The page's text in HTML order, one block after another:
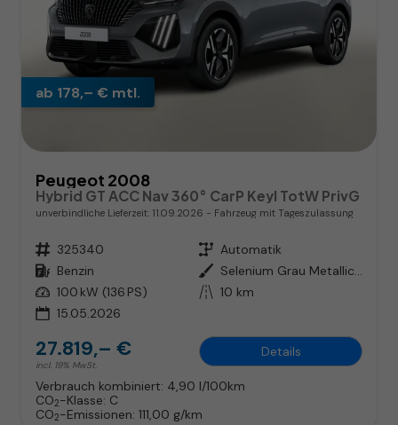
ab 178,– € mtl.
Peugeot 2008
Hybrid GT ACC Nav 360° CarP Keyl TotW PrivG
unverbindliche Lieferzeit: 11.09.2026 Fahrzeug mit Tageszulassung
Fahrzeugnr. 325340 Getriebe Automatik
Kraftstoff Benzin Außenfarbe
Selenium Grau Metallic / Dach i
Leistung 100 kW (136 PS) Kilometerstand 10 km
15.05.2026
27.819,– €
incl. 19% MwSt.
Details
Verbrauch kombiniert: 4,90 l/100km
CO2-Klasse: C
CO2-Emissionen: 111,00 g/km